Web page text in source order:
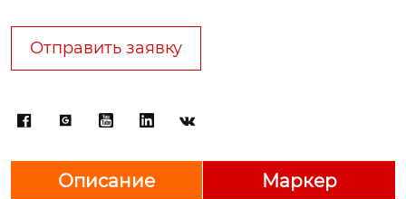
Отправить заявку
    
Описание Маркер